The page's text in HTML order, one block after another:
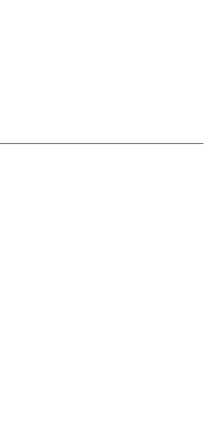
find what you're